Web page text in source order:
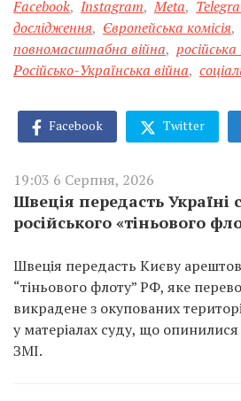
Facebook, Instagram, Meta,
дослідження, Європейська комісія,
повномасштабна війна,
Російсько-Українська війна,
Facebook Twitter
19:03 6 Серпня, 2026
Швеція передасть Україні
російського «тіньового
Швеція передасть Києву
“тіньового флоту” РФ, яке
викрадене з окупованих
у матеріалах суду, що
ЗМІ.